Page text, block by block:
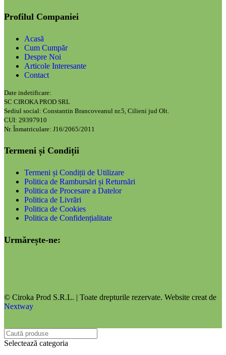
Profilul Companiei
Acasă
Cum Cumpăr
Despre Noi
Articole Interesante
Contact
Date indetificare:
SC CIROKA PROD SRL
Sediul social: Constantin Brancoveanul nr.5, Cilieni jud Olt.
CUI: 29397910
Nr. Înmatriculare: J16/2065/2011
Termeni și Condiții
Termeni și Condiții de Utilizare
Politica de Rambursări și Returnări
Politica de Procesare a Datelor
Politica de Livrări
Politica de Cookies
Politica de Confidențialitate
Urmărește-ne:
© Ciroka Prod S.R.L. | Toate drepturile rezervate. Website creat de
Nextway
Selectează categoria